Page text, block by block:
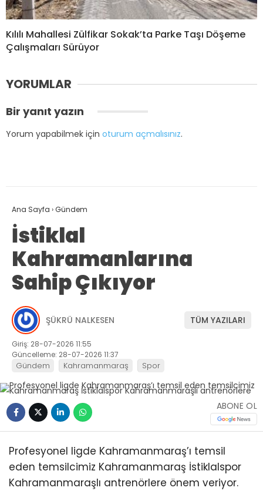
Kılılı Mahallesi Zülfikar Sokak’ta Parke Taşı Döşeme
Çalışmaları Sürüyor
YORUMLAR
Bir yanıt yazın
Yorum yapabilmek için oturum açmalısınız.
Ana Sayfa ›Gündem
İstiklal
Kahramanlarına
Sahip Çıkıyor
ŞÜKRÜ NALKESEN TÜM YAZILARI
Giriş: 28-07-2026 11:55
Güncelleme: 28-07-2026 11:37
Gündem Kahramanmaraş Spor
ABONE OL
Profesyonel ligde Kahramanmaraş’ı temsil
eden temsilcimiz Kahramanmaraş İstiklalspor
Kahramanmaraşlı antrenörlere önem veriyor.